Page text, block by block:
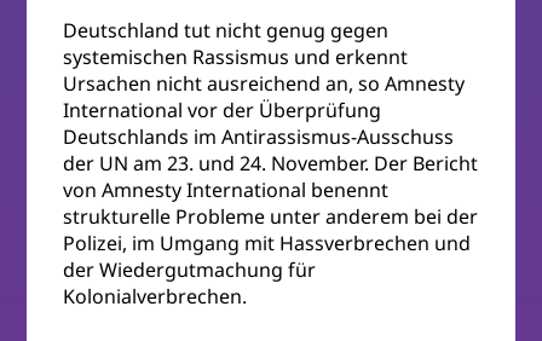
Deutschland tut nicht genug gegen
systemischen Rassismus und erkennt
Ursachen nicht ausreichend an, so Amnesty
International vor der Überprüfung
Deutschlands im Antirassismus-Ausschuss
der UN am 23. und 24. November. Der Bericht
von Amnesty International benennt
strukturelle Probleme unter anderem bei der
Polizei, im Umgang mit Hassverbrechen und
der Wiedergutmachung für
Kolonialverbrechen.